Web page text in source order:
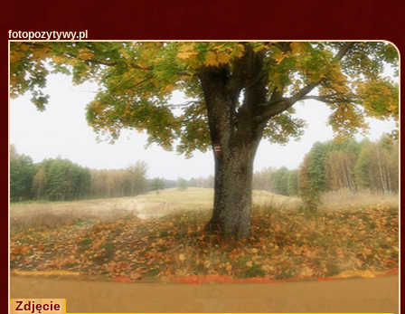
fotopozytywy.pl
Zdjęcie